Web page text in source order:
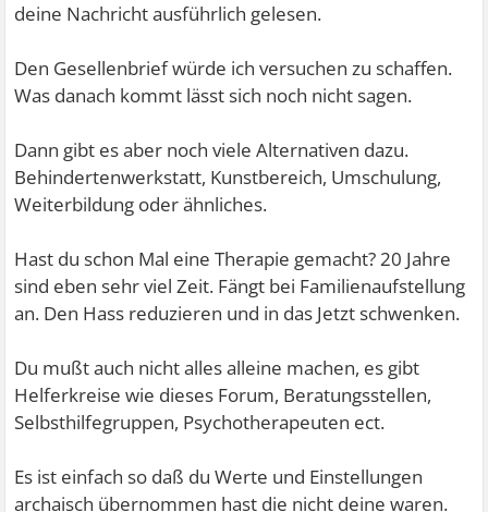
deine Nachricht ausführlich gelesen.
Den Gesellenbrief würde ich versuchen zu schaffen.
Was danach kommt lässt sich noch nicht sagen.
Dann gibt es aber noch viele Alternativen dazu.
Behindertenwerkstatt, Kunstbereich, Umschulung,
Weiterbildung oder ähnliches.
Hast du schon Mal eine Therapie gemacht? 20 Jahre
sind eben sehr viel Zeit. Fängt bei Familienaufstellung
an. Den Hass reduzieren und in das Jetzt schwenken.
Du mußt auch nicht alles alleine machen, es gibt
Helferkreise wie dieses Forum, Beratungsstellen,
Selbsthilfegruppen, Psychotherapeuten ect.
Es ist einfach so daß du Werte und Einstellungen
archaisch übernommen hast die nicht deine waren.